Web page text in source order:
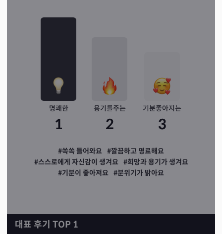
명쾌한
1
용기를주는
2
기분좋아지는
3
#쏙쏙 들어와요 #깔끔하고 명료해요
#스스로에게 자신감이 생겨요 #희망과 용기가 생겨요
#기분이 좋아져요 #분위기가 밝아요
대표 후기 TOP 1